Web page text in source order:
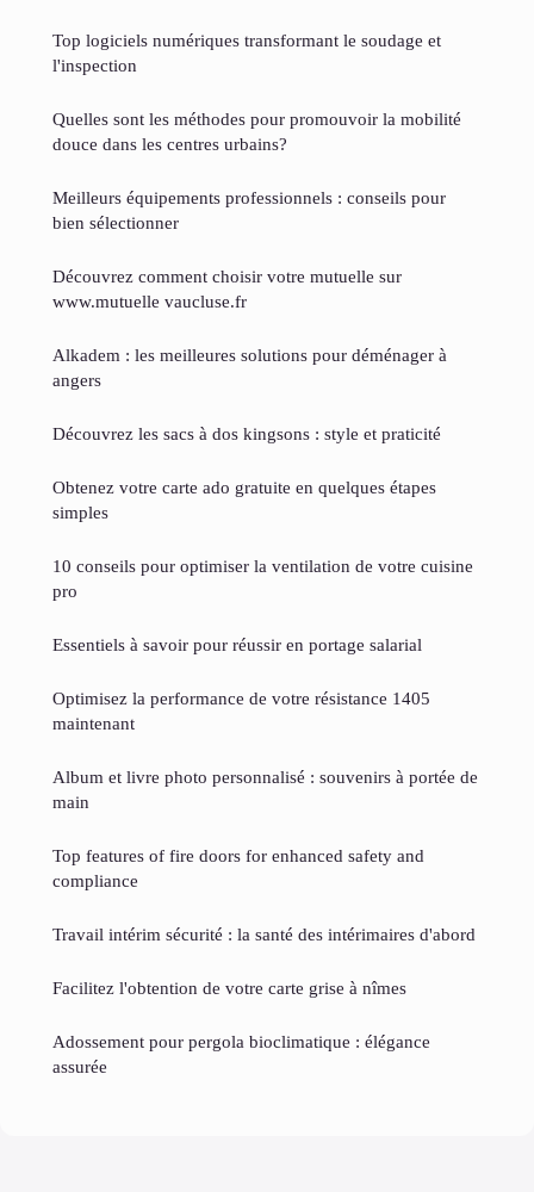
Top logiciels numériques transformant le soudage et
l'inspection
Quelles sont les méthodes pour promouvoir la mobilité
douce dans les centres urbains?
Meilleurs équipements professionnels : conseils pour
bien sélectionner
Découvrez comment choisir votre mutuelle sur
www.mutuelle vaucluse.fr
Alkadem : les meilleures solutions pour déménager à
angers
Découvrez les sacs à dos kingsons : style et praticité
Obtenez votre carte ado gratuite en quelques étapes
simples
10 conseils pour optimiser la ventilation de votre cuisine
pro
Essentiels à savoir pour réussir en portage salarial
Optimisez la performance de votre résistance 1405
maintenant
Album et livre photo personnalisé : souvenirs à portée de
main
Top features of fire doors for enhanced safety and
compliance
Travail intérim sécurité : la santé des intérimaires d'abord
Facilitez l'obtention de votre carte grise à nîmes
Adossement pour pergola bioclimatique : élégance
assurée